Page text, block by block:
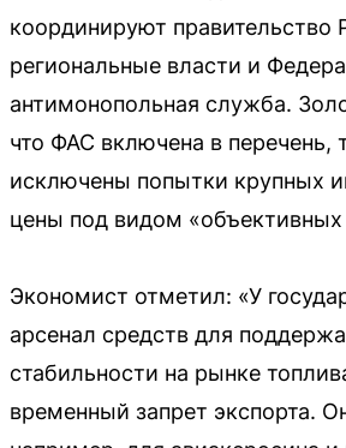
координируют правительство
региональные власти и
антимонопольная служба.
что ФАС включена в перечень,
исключены попытки крупных
цены под видом «объективных
Экономист отметил: «У
арсенал средств для
стабильности на рынке
временный запрет экспорта.